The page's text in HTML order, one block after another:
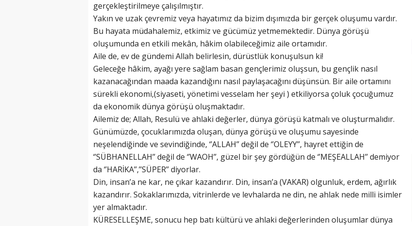
gerçekleştirilmeye çalışılmıştır.
Yakın ve uzak çevremiz veya hayatımız da bizim dışımızda bir gerçek oluşumu vardır.
Bu hayata müdahalemiz, etkimiz ve gücümüz yetmemektedir. Dünya görüşü
oluşumunda en etkili mekân, hâkim olabileceğimiz aile ortamıdır.
Aile de, ev de gündemi Allah belirlesin, dürüstlük konuşulsun ki!
Geleceğe hâkim, ayağı yere sağlam basan gençlerimiz oluşsun, bu gençlik nasıl
kazanacağından maada kazandığını nasıl paylaşacağını düşünsün. Bir aile ortamını
sürekli ekonomi,(siyaseti, yönetimi vesselam her şeyi ) etkiliyorsa çoluk çocuğumuz
da ekonomik dünya görüşü oluşmaktadır.
Ailemiz de; Allah, Resulü ve ahlaki değerler, dünya görüşü katmalı ve oluşturmalıdır.
Günümüzde, çocuklarımızda oluşan, dünya görüşü ve oluşumu sayesinde
neşelendiğinde ve sevindiğinde, ‘’ALLAH’’ değil de ‘’OLEYY’’, hayret ettiğin de
‘’SÜBHANELLAH’’ değil de ‘’WAOH’’, güzel bir şey gördüğün de ‘’MEŞEALLAH’’ demiyor
da ‘’HARİKA’’,’’SÜPER’’ diyorlar.
Din, insan’a ne kar, ne çıkar kazandırır. Din, insan’a (VAKAR) olgunluk, erdem, ağırlık
kazandırır. Sokaklarımızda, vitrinlerde ve levhalarda ne din, ne ahlak nede milli isimler
yer almaktadır.
KÜRESELLEŞME, sonucu hep batı kültürü ve ahlaki değerlerinden oluşumlar dünya
Balık Burcunun 06.08.2026 Günlük Yorumu
(21 Mart - 20 Nisan)
Koç Burcunun 06.08.2026 Günlük Yorumu